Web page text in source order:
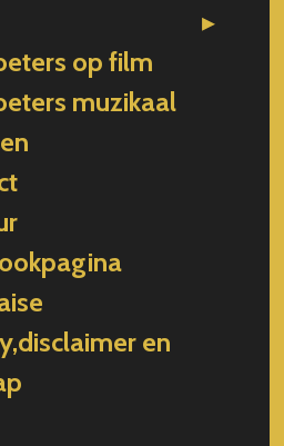
op film
muzikaal
en